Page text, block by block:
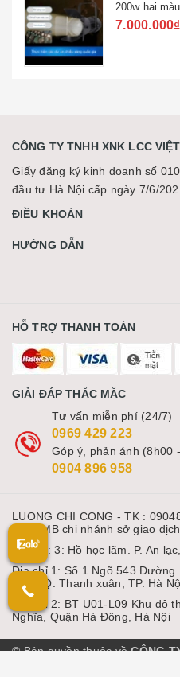
200w hai
7.000.000₫
CÔNG TY TNHH XNK LCC
Giấy đăng ký kinh doanh số
đầu tư Hà Nội cấp ngày 7/6/
ĐIỀU KHOẢN
HƯỚNG DẪN
HỖ TRỢ THANH TOÁN
GIẢI ĐÁP THẮC MẮC
Tư vấn miễn phí (24/7)
0969 429 223
Góp ý, phản ánh (8h00
0904 896 958
LUONG CHI CONG - TK :
hàng MB chi nhánh sở giao
Địa chỉ: 3: Hồ học lãm. P. An
Địa chỉ 1: Số 1 Ngõ 543 Đường
Nam, Q. Thanh xuân, TP. Hà
Địa chỉ 2: BT U01-L09 Khu đô
Nghĩa, Quận Hà Đông, Hà Nội
© Bản quyền thuộc vềCÔNG